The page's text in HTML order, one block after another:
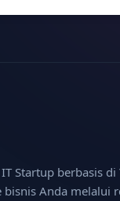
Startup berbasis di
Anda melalui